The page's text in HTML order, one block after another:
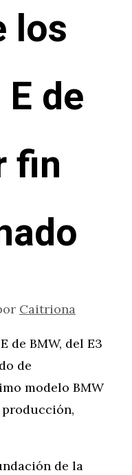
los
de
fin
Caitriona
de BMW, del E3
de
modelo BMW
de la